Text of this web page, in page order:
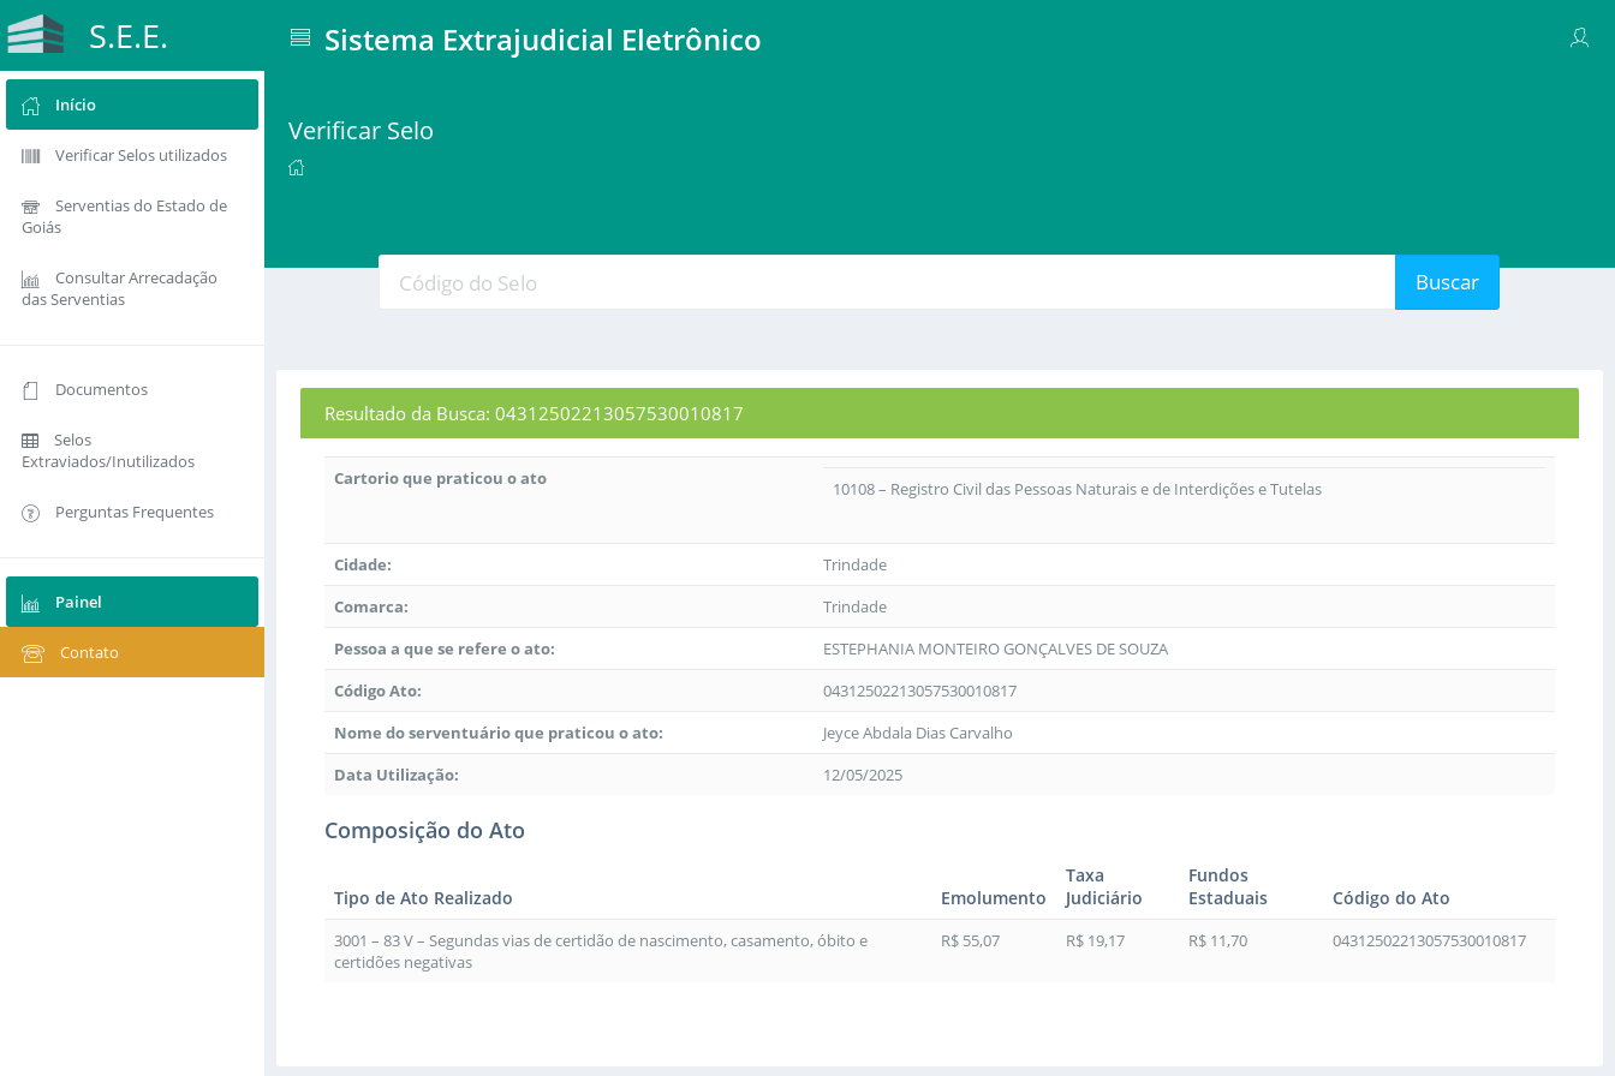
S.E.E. Sistema Extrajudicial Eletrônico
Verificar Selo
Buscar
Resultado da Busca: 04312502213057530010817
Cartorio que praticou o ato 10108 – Registro Civil das Pessoas Naturais e de Interdições e Tutelas
Cidade:
Trindade
Comarca:
Trindade
Pessoa a que se refere o ato:
ESTEPHANIA MONTEIRO GONÇALVES DE SOUZA
Código Ato:
04312502213057530010817
Nome do serventuário que praticou o ato:
Jeyce Abdala Dias Carvalho
Data Utilização:
12/05/2025
Composição do Ato
Tipo de Ato Realizado Emolumento
Taxa
Judiciário
Fundos
Estaduais
Código do Ato
3001 – 83 V – Segundas vias de certidão de nascimento, casamento, óbito e
certidões negativas
R$ 55,07 R$ 19,17 R$ 11,70 04312502213057530010817
Início
Verificar Selos utilizados
Serventias do Estado de
Goiás
Consultar Arrecadação
das Serventias
Documentos
Selos
Extraviados/Inutilizados
Perguntas Frequentes
Painel
Contato